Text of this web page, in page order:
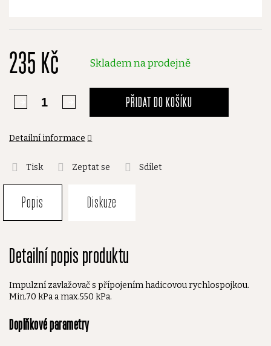
235 Kč Skladem na prodejně
PŘIDAT DO KOŠÍKU
Detailní informace
Tisk Zeptat se Sdílet
Popis Diskuze
Detailní popis produktu
Impulzní zavlažovač s přípojením hadicovou rychlospojkou.
Min.70 kPa a max.550 kPa.
Doplňkové parametry